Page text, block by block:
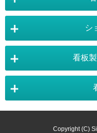
運営会社 :株式会社トレード
〒454-0011 愛知県 名古屋
TEL:052-265-7603
お気軽にお問い合わせ下さ
お問合せ
お支払について
自立看板
壁面看板
ポスターフレーム
バナースタンド特設ページ
イーゼルスタンド特設ページ
販促・店舗用品特設ページ
看板設置のきまり
施工事例
シ
お支払い方法
商品の返品・交換
看板
Copyright (C)